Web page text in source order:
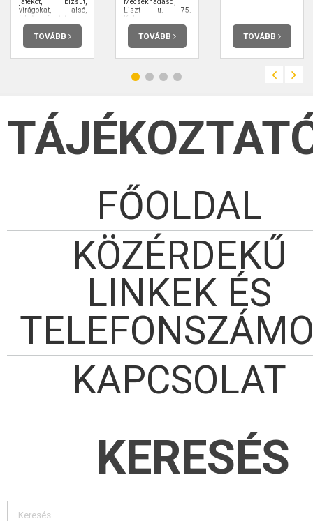
virágokat, alsó,
felsőruházatot,
egyéb háztartási
termékeket
forgalmazunk,
szőnyegtisztító gép
szolgáltatásokkal
várjuk kedves
vevőinket.
TOVÁBB
Liszt u. 75.
Kulturcentrum
TOVÁBB TOVÁBB
FŐOLDAL
KÖZÉRDEKŰ
LINKEK ÉS
KAPCSOLAT
KERESÉS